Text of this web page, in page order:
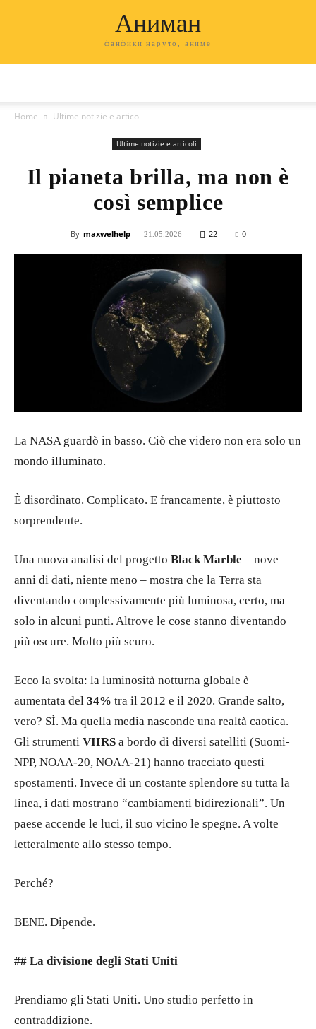
Аниман
фанфики наруто, аниме
Home Ultime notizie e articoli
Ultime notizie e articoli
Il pianeta brilla, ma non è
così semplice
By maxwelhelp - 21.05.2026 22 0
La NASA guardò in basso. Ciò che videro non era solo un
mondo illuminato.
È disordinato. Complicato. E francamente, è piuttosto
sorprendente.
Una nuova analisi del progetto Black Marble – nove
anni di dati, niente meno – mostra che la Terra sta
diventando complessivamente più luminosa, certo, ma
solo in alcuni punti. Altrove le cose stanno diventando
più oscure. Molto più scuro.
Ecco la svolta: la luminosità notturna globale è
aumentata del 34% tra il 2012 e il 2020. Grande salto,
vero? SÌ. Ma quella media nasconde una realtà caotica.
Gli strumenti VIIRS a bordo di diversi satelliti (Suomi-
NPP, NOAA-20, NOAA-21) hanno tracciato questi
spostamenti. Invece di un costante splendore su tutta la
linea, i dati mostrano “cambiamenti bidirezionali”. Un
paese accende le luci, il suo vicino le spegne. A volte
letteralmente allo stesso tempo.
Perché?
BENE. Dipende.
## La divisione degli Stati Uniti
Prendiamo gli Stati Uniti. Uno studio perfetto in
contraddizione.